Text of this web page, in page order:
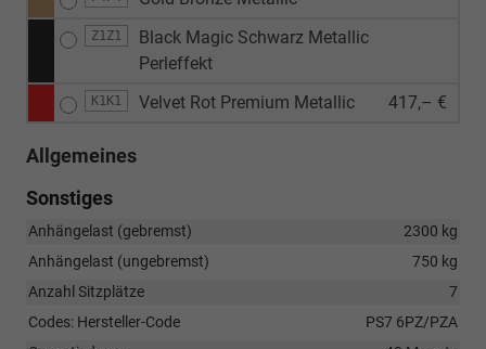
Z1Z1
Black Magic Schwarz Metallic
Perleffekt
K1K1 Velvet Rot Premium Metallic 417,– €
Allgemeines
Sonstiges
Anhängelast (gebremst)
2300 kg
Anhängelast (ungebremst)
750 kg
Anzahl Sitzplätze
7
Codes: Hersteller-Code
PS7 6PZ/PZA